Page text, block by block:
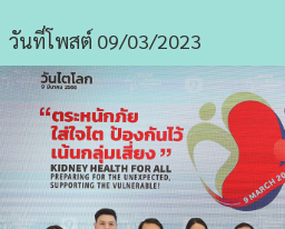
วันที่โพสต์ 09/03/2023